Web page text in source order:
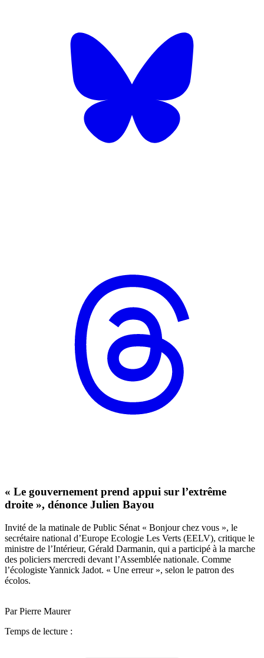
« Le gouvernement prend appui sur l’extrême
droite », dénonce Julien Bayou
Invité de la matinale de Public Sénat « Bonjour chez vous », le
secrétaire national d’Europe Ecologie Les Verts (EELV), critique le
ministre de l’Intérieur, Gérald Darmanin, qui a participé à la marche
des policiers mercredi devant l’Assemblée nationale. Comme
l’écologiste Yannick Jadot. « Une erreur », selon le patron des
écolos.
Par Pierre Maurer
Temps de lecture :